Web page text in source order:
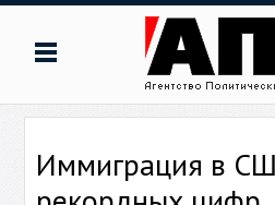
Иммиграция в